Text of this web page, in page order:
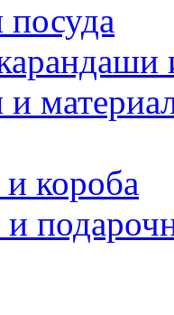
посуда
короба